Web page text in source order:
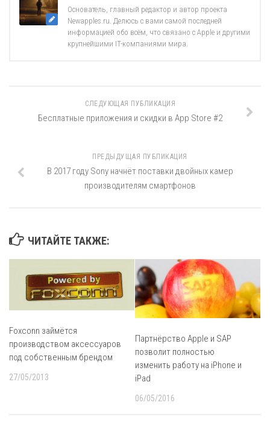
Основатель, главный редактор и автор проекта
Newapples.ru. Делюсь с вами самой последней
информацией обо всём, что связано с Apple и другими
крупнейшими IT-компаниями мира.
СЛЕДУЮЩАЯ ПУБЛИКАЦИЯ
Бесплатные приложения и скидки в App Store #2
ПРЕДЫДУЩАЯ ПУБЛИКАЦИЯ
В 2017 году Sony начнёт поставки двойных камер
производителям смартфонов
ЧИТАЙТЕ ТАКЖЕ:
Foxconn займётся
производством аксессуаров
под собственным брендом
27/05/2013
Партнёрство Apple и SAP
позволит полностью
изменить работу на iPhone и
iPad
06/05/2016